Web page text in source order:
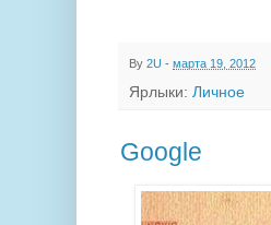
By 2U - марта 19, 2012
Ярлыки: Личное
Google